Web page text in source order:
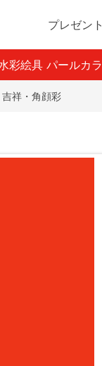
プレゼン
彩絵具 パール
祥・角顔彩